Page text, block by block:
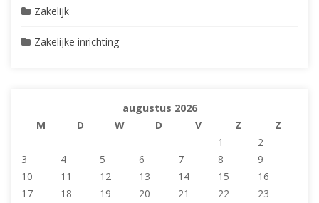
Zakelijk
Zakelijke inrichting
augustus 2026
M
D W D V Z
Z
1
2
3
4 5 6 7 8
9
10
11 12 13 14 15
16
17
18 19 20 21 22 23